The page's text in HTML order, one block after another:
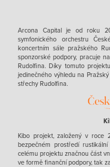
Arcona Capital je od roku
symfonického orchestru
koncertním sále pražského
sponzorské podpory, pracuje
Rudolfina. Díky tomuto
jedinečného výhledu na
střechy Rudolfina.
Kibo projekt, založený v roce
bezpečném prostředí
celému projektu značnou část
ve formě finanční podpory, tak